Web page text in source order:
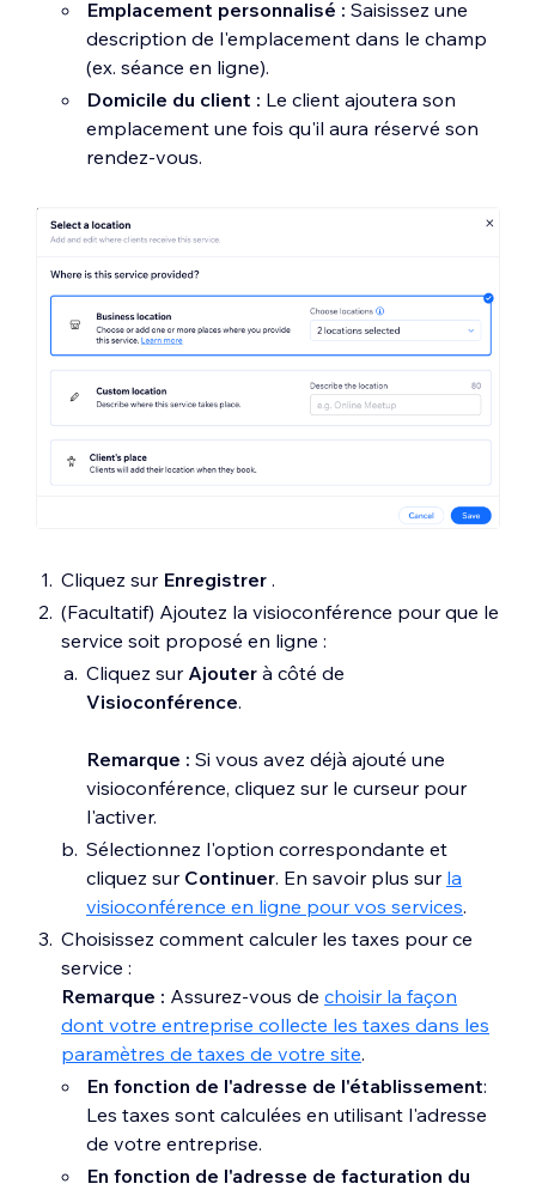
Emplacement personnalisé : Saisissez une
description de l'emplacement dans le champ
(ex. séance en ligne).
Domicile du client : Le client ajoutera son
emplacement une fois qu'il aura réservé son
rendez-vous.
Cliquez sur Enregistrer .
(Facultatif) Ajoutez la visioconférence pour que le
service soit proposé en ligne :
Cliquez sur Ajouter à côté de
Visioconférence.
Remarque : Si vous avez déjà ajouté une
visioconférence, cliquez sur le curseur pour
l'activer.
Sélectionnez l'option correspondante et
cliquez sur Continuer. En savoir plus sur la
visioconférence en ligne pour vos services.
Choisissez comment calculer les taxes pour ce
service :
Remarque : Assurez-vous de choisir la façon
dont votre entreprise collecte les taxes dans les
paramètres de taxes de votre site.
En fonction de l'adresse de l'établissement:
Les taxes sont calculées en utilisant l'adresse
de votre entreprise.
En fonction de l'adresse de facturation du